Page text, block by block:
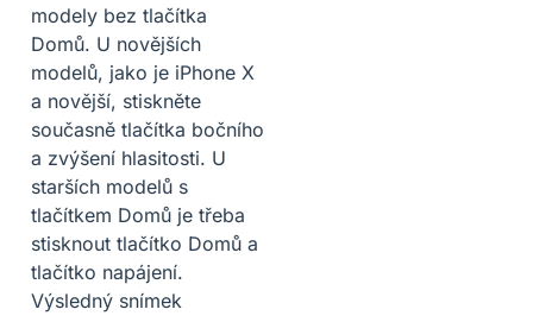
modely bez tlačítka
Domů. U novějších
modelů, jako je iPhone X
a novější, stiskněte
současně tlačítka bočního
a zvýšení hlasitosti. U
starších modelů s
tlačítkem Domů je třeba
stisknout tlačítko Domů a
tlačítko napájení.
Výsledný snímek